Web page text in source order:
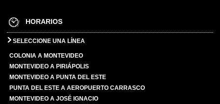
HORARIOS
SELECCIONE UNA LÍNEA
COLONIA A MONTEVIDEO
MONTEVIDEO A PIRIÁPOLIS
MONTEVIDEO A PUNTA DEL ESTE
PUNTA DEL ESTE A AEROPUERTO CARRASCO
MONTEVIDEO A JOSÉ IGNACIO